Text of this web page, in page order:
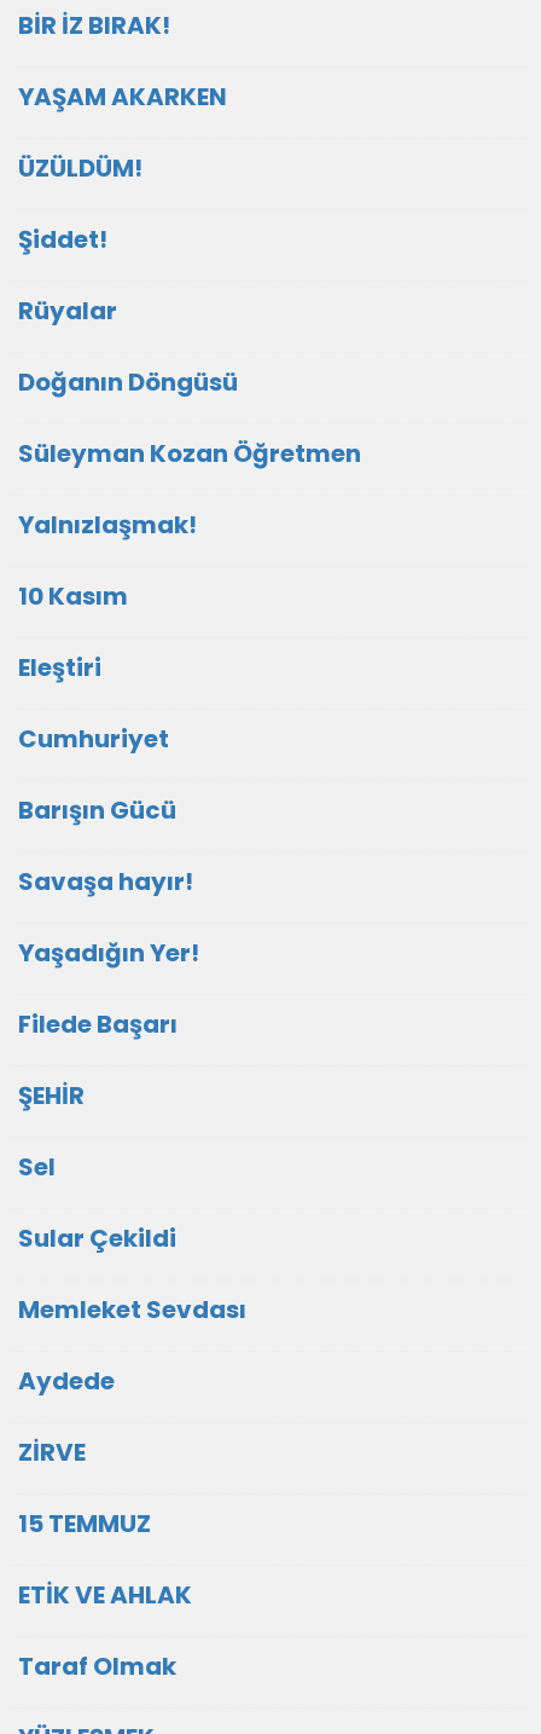
BİR İZ BIRAK!
YAŞAM AKARKEN
ÜZÜLDÜM!
Şiddet!
Rüyalar
Doğanın Döngüsü
Süleyman Kozan Öğretmen
Yalnızlaşmak!
10 Kasım
Eleştiri
Cumhuriyet
Barışın Gücü
Savaşa hayır!
Yaşadığın Yer!
Filede Başarı
ŞEHİR
Sel
Sular Çekildi
Memleket Sevdası
Aydede
ZİRVE
15 TEMMUZ
ETİK VE AHLAK
Taraf Olmak